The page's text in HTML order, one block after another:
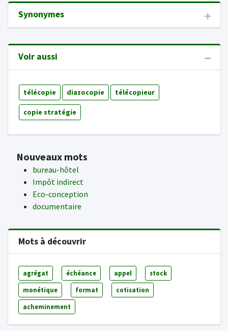
Synonymes
Voir aussi
télécopie diazocopie télécopieur
copie stratégie
Nouveaux mots
bureau-hôtel
Impôt indirect
Eco-conception
documentaire
Mots à découvrir
agrégat échéance appel stock
monétique format cotisation
acheminement